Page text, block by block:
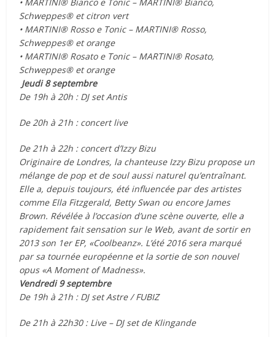
Schweppes® et citron vert
• MARTINI® Rosso e Tonic – MARTINI® Rosso,
Schweppes® et orange
• MARTINI® Rosato e Tonic – MARTINI® Rosato,
Schweppes® et orange
Jeudi 8 septembre
De 19h à 20h : DJ set Antis
De 20h à 21h : concert live
De 21h à 22h : concert d’Izzy Bizu
Originaire de Londres, la chanteuse Izzy Bizu propose un
mélange de pop et de soul aussi naturel qu’entraînant.
Elle a, depuis toujours, été influencée par des artistes
comme Ella Fitzgerald, Betty Swan ou encore James
Brown. Révélée à l’occasion d’une scène ouverte, elle a
rapidement fait sensation sur le Web, avant de sortir en
2013 son 1er EP, «Coolbeanz». L’été 2016 sera marqué
par sa tournée européenne et la sortie de son nouvel
opus «A Moment of Madness».
Vendredi 9 septembre
De 19h à 21h : DJ set Astre / FUBIZ
De 21h à 22h30 : Live – DJ set de Klingande